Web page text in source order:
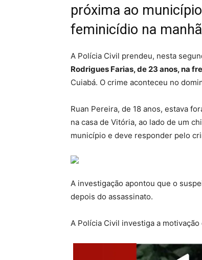
próxima ao
feminicídio na
A Polícia Civil prendeu, nesta
Rodrigues Farias, de 23 anos, na
Cuiabá. O crime aconteceu no
Ruan Pereira, de 18 anos, estava
na casa de Vitória, ao lado de um
município e deve responder pelo
A investigação apontou que o
depois do assassinato.
A Polícia Civil investiga a motivação